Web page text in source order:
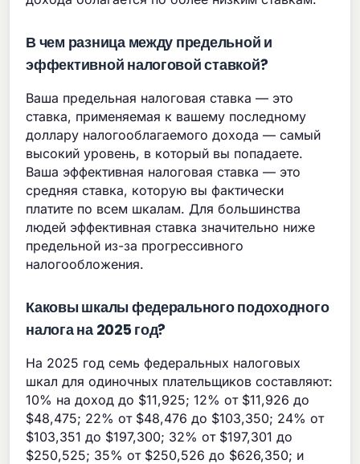
В чем разница между предельной и
эффективной налоговой ставкой?
Ваша предельная налоговая ставка — это
ставка, применяемая к вашему последному
доллару налогооблагаемого дохода — самый
высокий уровень, в который вы попадаете.
Ваша эффективная налоговая ставка — это
средняя ставка, которую вы фактически
платите по всем шкалам. Для большинства
людей эффективная ставка значительно ниже
предельной из-за прогрессивного
налогообложения.
Каковы шкалы федерального подоходного
налога на 2025 год?
На 2025 год семь федеральных налоговых
шкал для одиночных плательщиков составляют:
10% на доход до $11,925; 12% от $11,926 до
$48,475; 22% от $48,476 до $103,350; 24% от
$103,351 до $197,300; 32% от $197,301 до
$250,525; 35% от $250,526 до $626,350; и